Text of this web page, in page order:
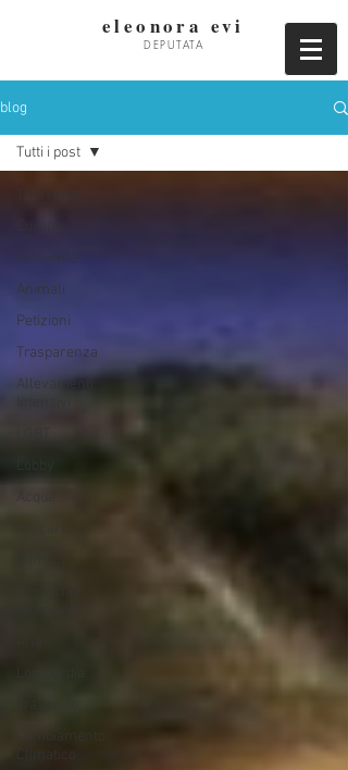
eleonora evi
DEPUTATA
blog
Ambiente
Animali
Petizioni
Trasparenza
Allevamenti
Cambiamento
Climatico
Tutti i post